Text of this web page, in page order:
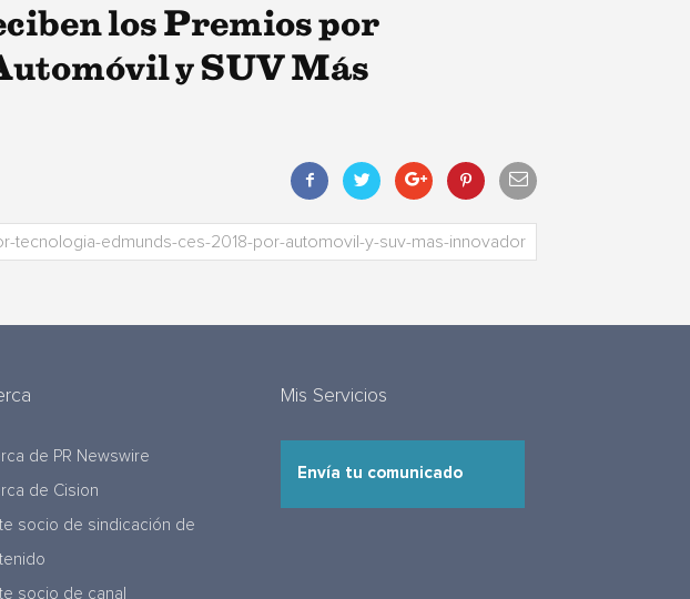
los Premios por
y SUV Más
de PR Newswire
de Cision
socio de sindicación de
socio de canal
Mis Servicios
Envía tu comunicado